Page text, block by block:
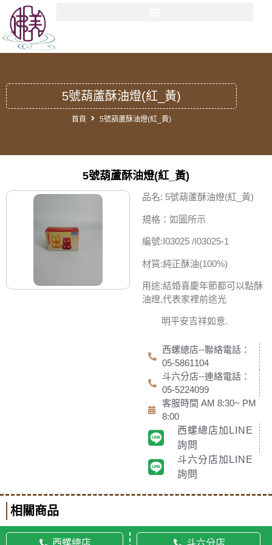
5號葫蘆酥油燈(紅_黃)
首頁 5號葫蘆酥油燈(紅_黃)
5號葫蘆酥油燈(紅_黃)
品名: 5號葫蘆酥油燈(紅_黃)
規格：如圖所示
編號:I03025 /I03025-1
材質:純正酥油(100%)
用途:結婚喜慶年節都可以點酥
油燈,代表家裡前途光
明平安吉祥如意.
西螺總店--聯絡電話：
05-5861104
斗六分店--連絡電話：
05-5224099
客服時間 AM 8:30~ PM
8:00
西螺總店加LINE
詢問
斗六分店加LINE
詢問
相關商品
西螺總店 斗六分店